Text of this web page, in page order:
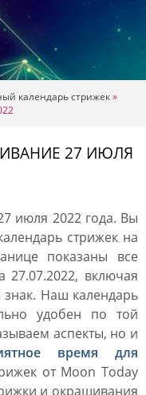
календарь стрижек»
27 ИЮЛЯ
июля 2022 года. Вы
стрижек на
показаны все
включая
Наш календарь
удобен по той
аспекты, но и
время для
от Moon Today
и окрашивания